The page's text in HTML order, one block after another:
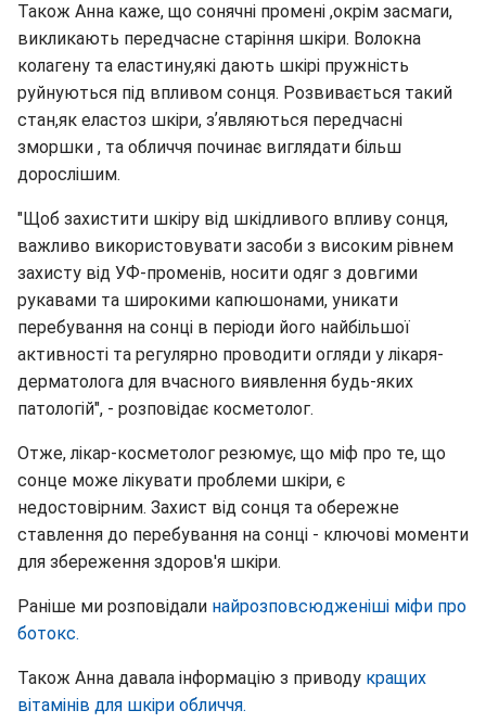
Також Анна каже, що сонячні промені ,окрім засмаги,
викликають передчасне старіння шкіри. Волокна
колагену та еластину,які дають шкірі пружність
руйнуються під впливом сонця. Розвивається такий
стан,як еластоз шкіри, зʼявляються передчасні
зморшки , та обличчя починає виглядати більш
дорослішим.
"Щоб захистити шкіру від шкідливого впливу сонця,
важливо використовувати засоби з високим рівнем
захисту від УФ-променів, носити одяг з довгими
рукавами та широкими капюшонами, уникати
перебування на сонці в періоди його найбільшої
активності та регулярно проводити огляди у лікаря-
дерматолога для вчасного виявлення будь-яких
патологій", - розповідає косметолог.
Отже, лікар-косметолог резюмує, що міф про те, що
сонце може лікувати проблеми шкіри, є
недостовірним. Захист від сонця та обережне
ставлення до перебування на сонці - ключові моменти
для збереження здоров'я шкіри.
Раніше ми розповідали найрозповсюдженіші міфи про
ботокс.
Також Анна давала інформацію з приводу кращих
вітамінів для шкіри обличчя.